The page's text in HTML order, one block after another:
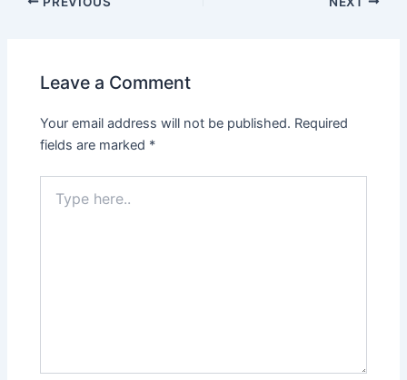
Leave a Comment
Your email address will not be published. Required
fields are marked *
here..